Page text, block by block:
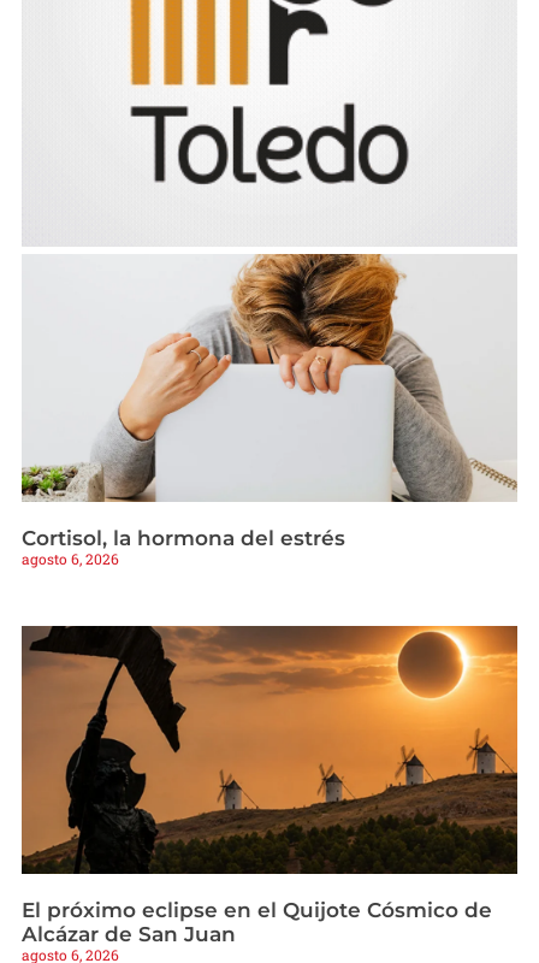
Cortisol, la hormona del estrés
agosto 6, 2026
El próximo eclipse en el Quijote Cósmico de
Alcázar de San Juan
agosto 6, 2026